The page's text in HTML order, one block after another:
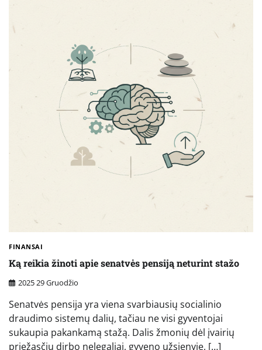
FINANSAI
Ką reikia žinoti apie senatvės pensiją neturint stažo
2025 29 Gruodžio
Senatvės pensija yra viena svarbiausių socialinio
draudimo sistemų dalių, tačiau ne visi gyventojai
sukaupia pakankamą stažą. Dalis žmonių dėl įvairių
priežasčių dirbo nelegaliai, gyveno užsienyje, […]